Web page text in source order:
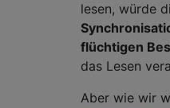
lesen, würde
flüchtigen
das Lesen
Aber wie wir